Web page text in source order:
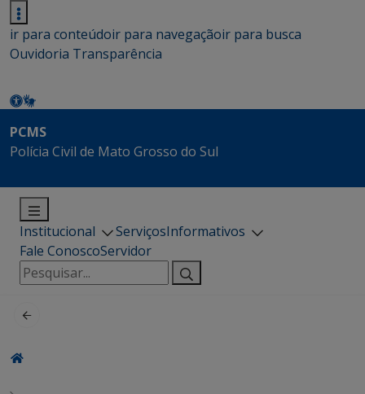
ir para conteúdoir para navegaçãoir para busca
Ouvidoria Transparência
PCMS
Polícia Civil de Mato Grosso do Sul
Institucional ServiçosInformativos
Fale ConoscoServidor
Pesquisar
por: